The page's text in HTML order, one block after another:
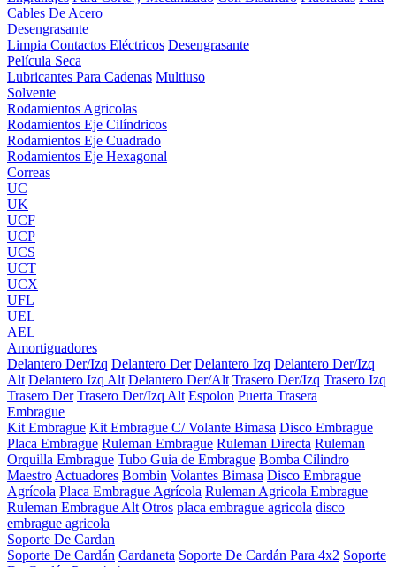
Cables De Acero
Desengrasante
Limpia Contactos Eléctricos Desengrasante
Película Seca
Lubricantes Para Cadenas Multiuso
Solvente
Rodamientos Agricolas
Rodamientos Eje Cilíndricos
Rodamientos Eje Cuadrado
Rodamientos Eje Hexagonal
Correas
UC
UK
UCF
UCP
UCS
UCT
UCX
UFL
UEL
AEL
Amortiguadores
Delantero Der/Izq Delantero Der Delantero Izq Delantero Der/Izq
Alt Delantero Izq Alt Delantero Der/Alt Trasero Der/Izq Trasero Izq
Trasero Der Trasero Der/Izq Alt Espolon Puerta Trasera
Embrague
Kit Embrague Kit Embrague C/ Volante Bimasa Disco Embrague
Placa Embrague Ruleman Embrague Ruleman Directa Ruleman
Orquilla Embrague Tubo Guia de Embrague Bomba Cilindro
Maestro Actuadores Bombin Volantes Bimasa Disco Embrague
Agrícola Placa Embrague Agrícola Ruleman Agricola Embrague
Ruleman Embrague Alt Otros placa embrague agricola disco
embrague agricola
Soporte De Cardan
Soporte De Cardán Cardaneta Soporte De Cardán Para 4x2 Soporte